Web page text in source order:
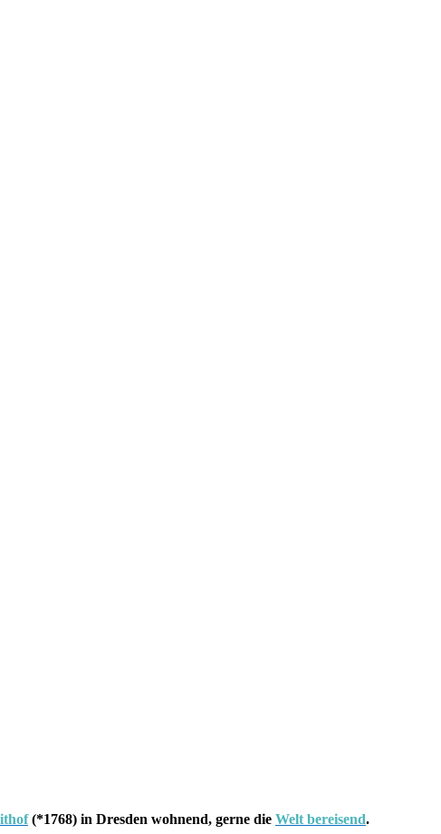
(*1768) in Dresden wohnend, gerne die Welt bereisend.